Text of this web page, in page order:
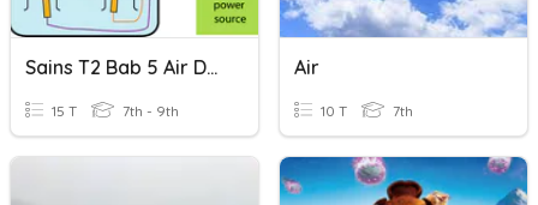
Sains T2 Bab 5 Air Dan Larutan (Sifat Fizik Air)
15 T 7th - 9th
Air
10 T 7th